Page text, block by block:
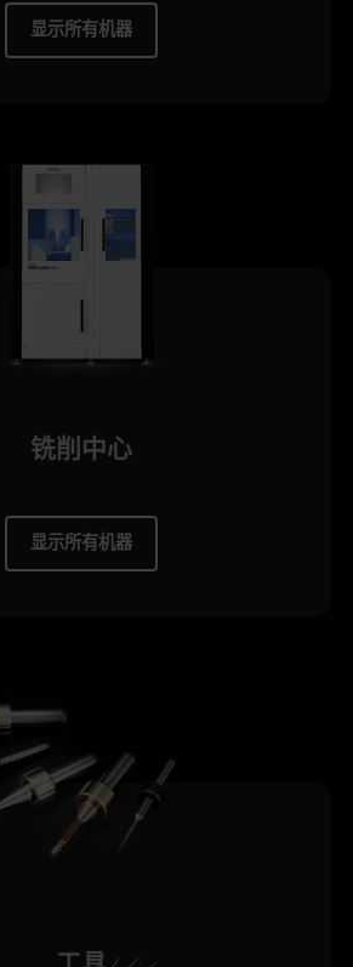
显示所有机器
铣削中心
显示所有机器